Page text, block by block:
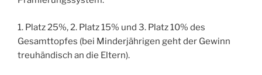
1. Platz 25%, 2. Platz 15% und 3. Platz 10% des
Gesamttopfes (bei Minderjährigen geht der Gewinn
treuhändisch an die Eltern).